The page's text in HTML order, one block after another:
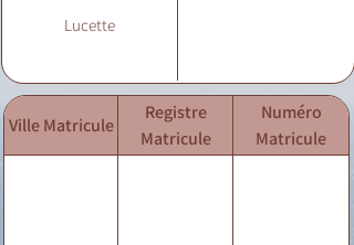
Lucette
Ville Matricule
Registre
Matricule
Numéro
Matricule